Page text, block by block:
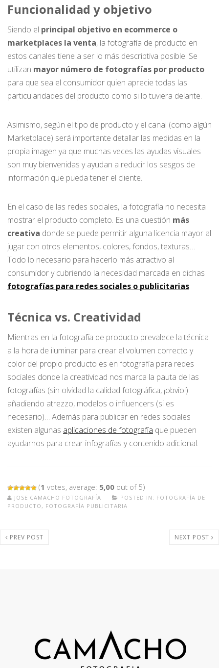
Funcionalidad y objetivo
Siendo el principal objetivo en ecommerce o
marketplaces la venta, la fotografía de producto en
estos canales tiene a ser lo más descriptiva posible. Se
utilizan mayor número de fotografías por producto
para que sea el consumidor quien aprecie todas las
particularidades del producto como si lo tuviera delante.
Asimismo, según el tipo de producto y el canal (como algún
Marketplace) será importante detallar las medidas en la
propia imagen ya que muchas veces las ayudas visuales
son muy bienvenidas y ayudan a reducir los sesgos de
información que pueda tener el cliente.
En el caso de las redes sociales, la fotografía no necesita
mostrar el producto completo. Es una cuestión más
creativa donde se puede permitir alguna licencia mayor al
jugar con otros elementos, colores, fondos, texturas…
Todo lo necesario para hacerlo más atractivo al
consumidor y cubriendo la necesidad marcada en dichas
fotografías para redes sociales o publicitarias.
Técnica vs. Creatividad
Mientras en la fotografía de producto prevalece la técnica
a la hora de iluminar para crear el volumen correcto y
color del propio producto es en fotografía para redes
sociales donde la creatividad nos marca la pauta de las
fotografías (sin olvidad la calidad fotográfica, ¡obvio!)
añadiendo atrezzo, modelos o influencers (si es
necesario)… Además para publicar en redes sociales
existen algunas aplicaciones de fotografía que pueden
ayudarnos para crear infografías y contenido adicional.
(1 votes, average: 5,00 out of 5)
JOSE CAMACHO FOTOGRAFÍA POSTED IN: FOTOGRAFÍA DE
PRODUCTO , FOTOGRAFÍA PUBLICITARIA
PREV POST NEXT POST